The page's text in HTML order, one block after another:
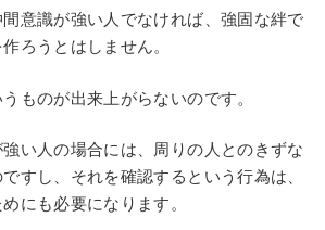
意識が強い人でなければ、強固な絆で
ろうとはしません。
ものが出来上がらないのです。
い人の場合には、周りの人とのきずな
すし、それを確認するという行為は、
にも必要になります。